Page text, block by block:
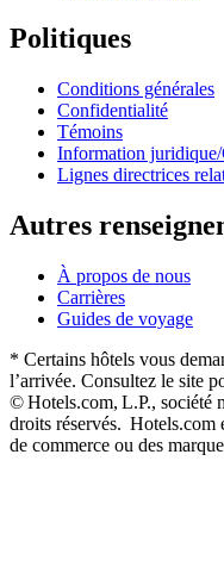
Politiques
Conditions générales
Confidentialité
Témoins
Information
Lignes directrices
Autres
À propos de nous
Carrières
Guides de voyage
* Certains hôtels vous
l’arrivée. Consultez le site
© Hotels.com, L.P., société
droits réservés. Hotels.com
de commerce ou des